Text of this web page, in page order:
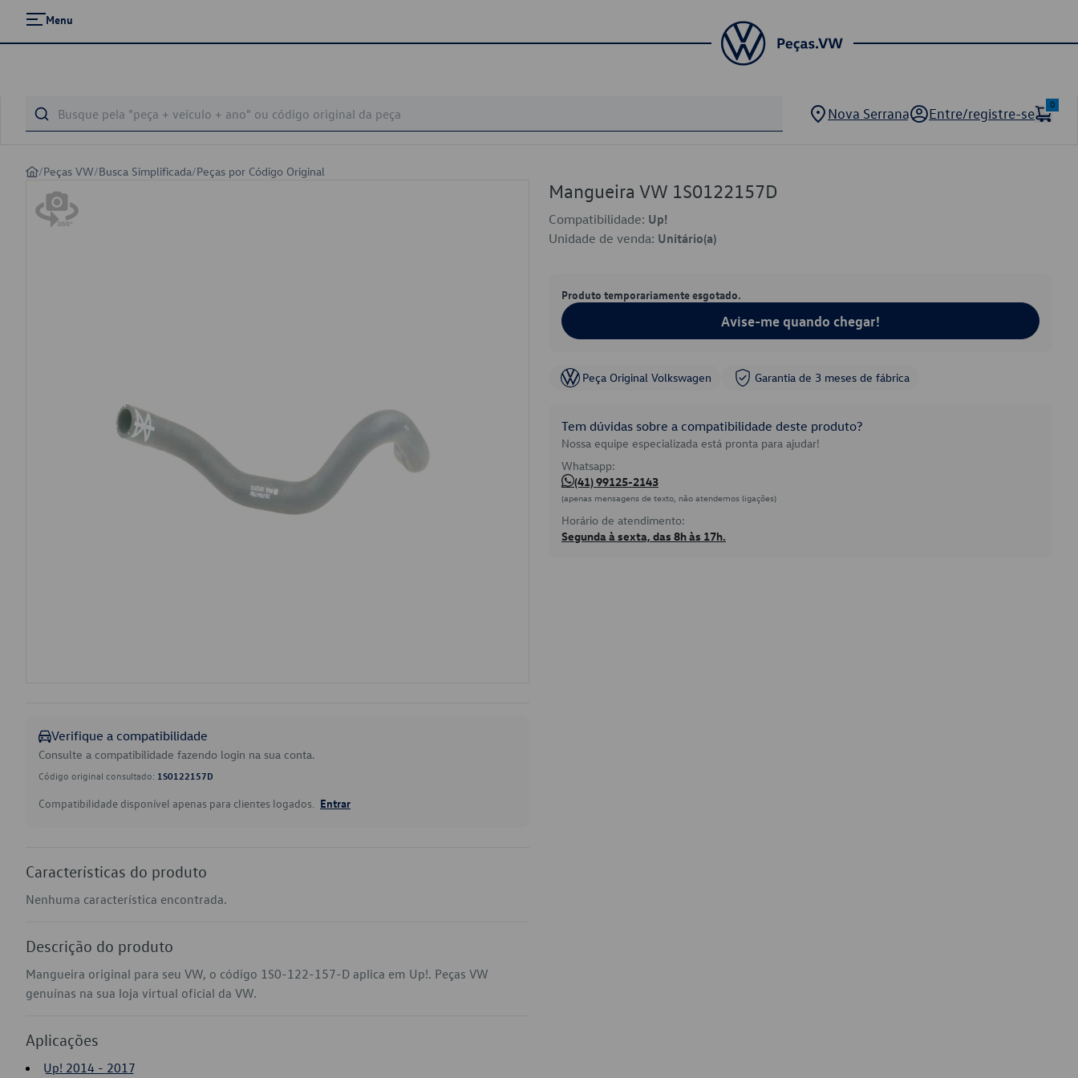
Menu
Nova Serrana Entre/registre-se
0
/Peças VW/Busca Simplificada/Peças por Código Original
Verifique a compatibilidade
Consulte a compatibilidade fazendo login na sua conta.
Código original consultado: 1S0122157D
Compatibilidade disponível apenas para clientes logados. Entrar
Características do produto
Nenhuma característica encontrada.
Descrição do produto
Mangueira original para seu VW, o código 1S0-122-157-D aplica em Up!. Peças VW
genuínas na sua loja virtual oficial da VW.
Aplicações
Up! 2014 - 2017
Mangueira VW 1S0122157D
Compatibilidade: Up!
Unidade de venda: Unitário(a)
Produto temporariamente esgotado.
Avise-me quando chegar!
Peça Original Volkswagen Garantia de 3 meses de fábrica
Tem dúvidas sobre a compatibilidade deste produto?
Nossa equipe especializada está pronta para ajudar!
Whatsapp:
(41) 99125-2143
(apenas mensagens de texto, não atendemos ligações)
Horário de atendimento:
Segunda à sexta, das 8h às 17h.